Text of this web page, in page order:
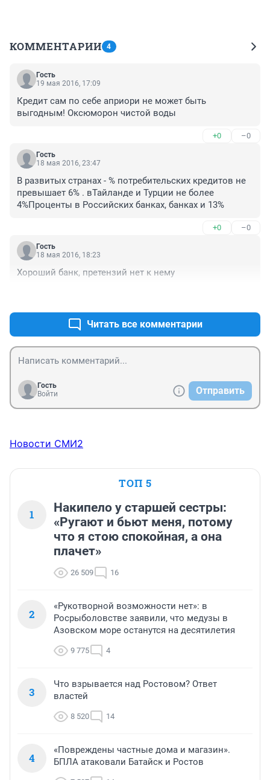
КОММЕНТАРИИ 4
Гость
19 мая 2016, 17:09
Кредит сам по себе априори не может быть
выгодным! Оксюморон чистой воды
+0 –0
Гость
18 мая 2016, 23:47
В развитых странах - % потребительских кредитов не
превышает 6% . вТайланде и Турции не более
4%Проценты в Российских банках, банках и 13%
+0 –0
Гость
18 мая 2016, 18:23
Хороший банк, претензий нет к нему
Читать все комментарии
Гость
Войти
Отправить
Новости СМИ2
ТОП 5
1
Накипело у старшей сестры:
«Ругают и бьют меня, потому
что я стою спокойная, а она
плачет»
26 509 16
2
«Рукотворной возможности нет»: в
Росрыболовстве заявили, что медузы в
Азовском море останутся на десятилетия
9 775 4
3
Что взрывается над Ростовом? Ответ
властей
8 520 14
4
«Повреждены частные дома и магазин».
БПЛА атаковали Батайск и Ростов